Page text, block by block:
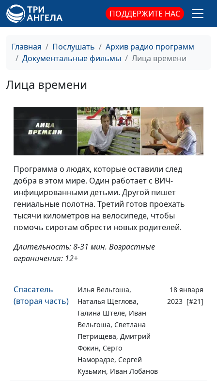
ПОДДЕРЖИТЕ НАС
Главная Послушать
Архив радио программ
Документальные фильмы
Лица времени
Лица времени
Программа о людях, которые оставили след
добра в этом мире. Один работает с ВИЧ-
инфицированными детьми. Другой пишет
гениальные полотна. Третий готов проехать
тысячи километров на велосипеде, чтобы
помочь сиротам обрести новых родителей.
Длительность: 8-31 мин. Возрастные
ограничения: 12+
Спасатель
(вторая часть)
Илья Вельгоша,
Наталья Щеглова,
Галина Штеле, Иван
Вельгоша, Светлана
Петрищева, Дмитрий
Фокин, Серго
Наморадзе, Сергей
Кузьмин, Иван Лобанов
18 января
2023 [#21]